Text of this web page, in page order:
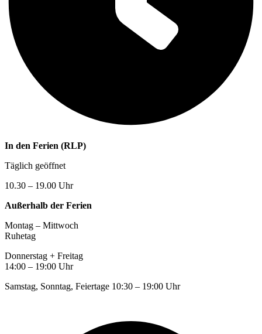
In den Ferien (RLP)
Täglich geöffnet
10.30 – 19.00 Uhr
Außerhalb der Ferien
Montag – Mittwoch
Ruhetag
Donnerstag + Freitag
14:00 – 19:00 Uhr
Samstag, Sonntag, Feiertage 10:30 – 19:00 Uhr